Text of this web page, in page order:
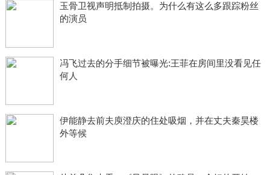
玉骨卫视声明抵制拍摄。为什么有这么多跟踪粉丝
的演员
冯飞过去的分手细节被曝光:王菲在房间里没看见任
何人
伊能静去前夫庾澄庆的住处吸烟，并在丈夫秦昊楼
外等候